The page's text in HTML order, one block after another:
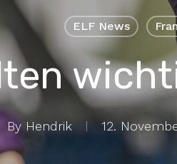
ELF News
By Hendrik 12.